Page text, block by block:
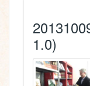
1.0)